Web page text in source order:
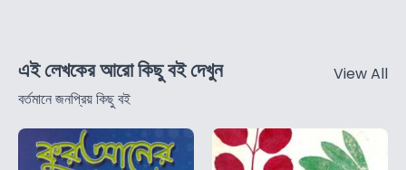
এই লেখকের আরো কিছু বই দেখুন
বর্তমানে জনপ্রিয় কিছু বই
View All